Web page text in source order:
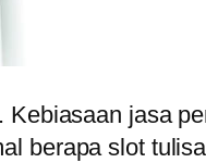
jasa
berapa slot